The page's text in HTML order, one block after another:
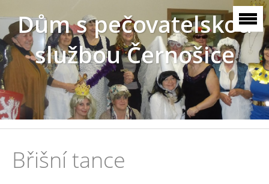
Dům s pečovatelskou
službou Černošice
Břišní tance